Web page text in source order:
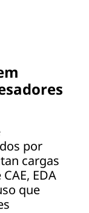
por
cargas
EDA
que